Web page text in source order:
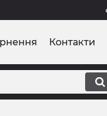
Контакти